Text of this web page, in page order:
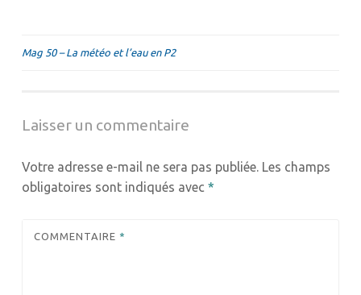
Navigation
Mag 50 – La météo et l’eau en P2
Laisser un commentaire
Votre adresse e-mail ne sera pas publiée. Les champs
obligatoires sont indiqués avec *
COMMENTAIRE *